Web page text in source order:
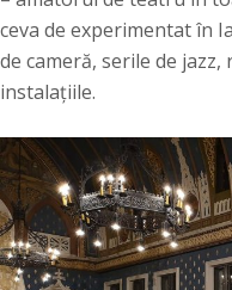
ceva de experimentat în
de cameră, serile de
instalațiile.